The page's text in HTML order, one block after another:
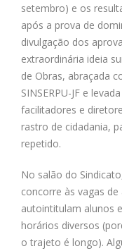
setembro) e os
após a prova de
divulgação dos
extraordinária ideia
de Obras, abraçada
SINSERPU-JF e
facilitadores e
rastro de cidadania,
repetido.
No salão do
concorre às vagas de
autointitulam alunos
horários diversos
o trajeto é longo).